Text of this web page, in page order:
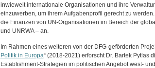
inwieweit internationale Organisationen und ihre
einzuwerben, um ihrem Aufgabenprofil gerecht zu
die Finanzen von UN-Organisationen im Bereich der
und UNRWA – an.
Im Rahmen eines weiteren von der DFG-geförderten
Politik in Europa“ (2018-2021) erforscht Dr. Bartek Pytlas
Establishment-Strategien im politischen Angebot west-